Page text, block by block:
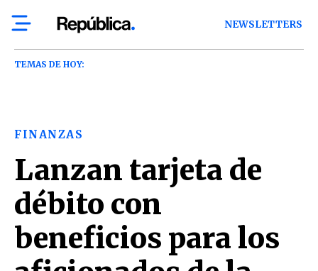
NEWSLETTERS
TEMAS DE HOY:
FINANZAS
Lanzan tarjeta de
débito con
beneficios para los